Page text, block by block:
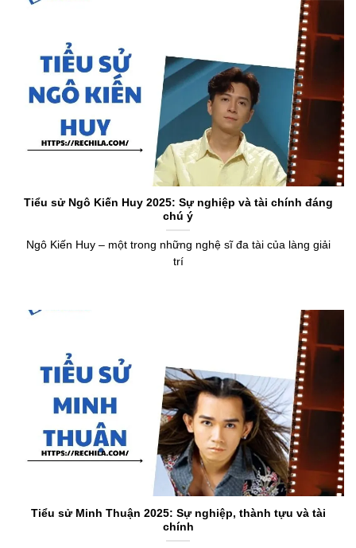
Tiểu sử Ngô Kiến Huy 2025: Sự nghiệp và tài chính đáng
chú ý
Ngô Kiến Huy – một trong những nghệ sĩ đa tài của làng giải
trí
Tiểu sử Minh Thuận 2025: Sự nghiệp, thành tựu và tài
chính